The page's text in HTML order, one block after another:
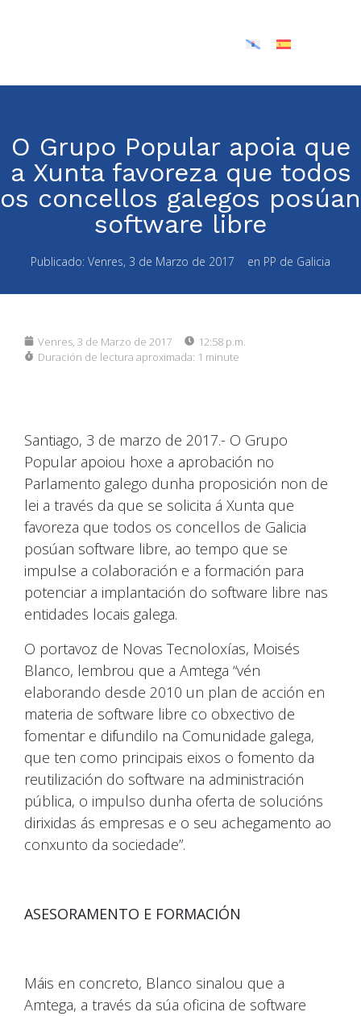
O Grupo Popular apoia que
a Xunta favoreza que todos
os concellos galegos posúan
software libre
Publicado: Venres, 3 de Marzo de 2017 en PP de Galicia
Venres, 3 de Marzo de 2017
12:58 p.m.
Duración de lectura aproximada: 1 minute
Santiago, 3 de marzo de 2017.- O Grupo
Popular apoiou hoxe a aprobación no
Parlamento galego dunha proposición non de
lei a través da que se solicita á Xunta que
favoreza que todos os concellos de Galicia
posúan software libre, ao tempo que se
impulse a colaboración e a formación para
potenciar a implantación do software libre nas
entidades locais galega.
O portavoz de Novas Tecnoloxías, Moisés
Blanco, lembrou que a Amtega “vén
elaborando desde 2010 un plan de acción en
materia de software libre co obxectivo de
fomentar e difundilo na Comunidade galega,
que ten como principais eixos o fomento da
reutilización do software na administración
pública, o impulso dunha oferta de solucións
dirixidas ás empresas e o seu achegamento ao
conxunto da sociedade”.
ASESORAMENTO E FORMACIÓN
Máis en concreto, Blanco sinalou que a
Amtega, a través da súa oficina de software